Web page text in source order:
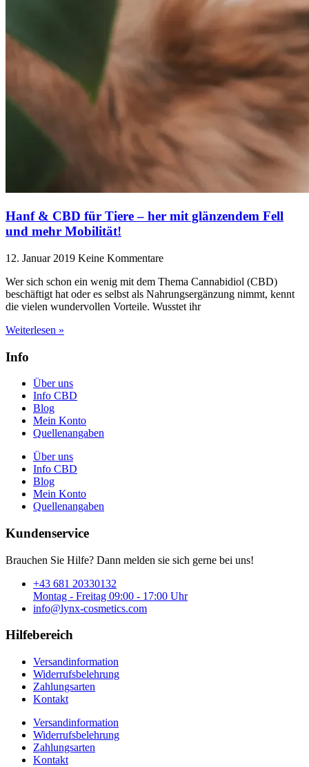
Hanf & CBD für Tiere – her mit glänzendem Fell
und mehr Mobilität!
12. Januar 2019 Keine Kommentare
Wer sich schon ein wenig mit dem Thema Cannabidiol (CBD)
beschäftigt hat oder es selbst als Nahrungsergänzung nimmt, kennt
die vielen wundervollen Vorteile. Wusstet ihr
Weiterlesen »
Info
Über uns
Info CBD
Blog
Mein Konto
Quellenangaben
Über uns
Info CBD
Blog
Mein Konto
Quellenangaben
Kundenservice
Brauchen Sie Hilfe? Dann melden sie sich gerne bei uns!
+43 681 20330132
Montag - Freitag 09:00 - 17:00 Uhr
info@lynx-cosmetics.com
Hilfebereich
Versandinformation
Widerrufsbelehrung
Zahlungsarten
Kontakt
Versandinformation
Widerrufsbelehrung
Zahlungsarten
Kontakt